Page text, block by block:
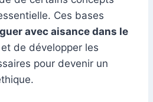
Ces bases
avec aisance dans le
et de développer les
pour devenir un